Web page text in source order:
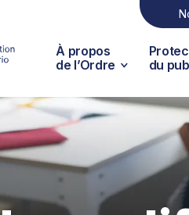
À propos
de l’Ordre
du